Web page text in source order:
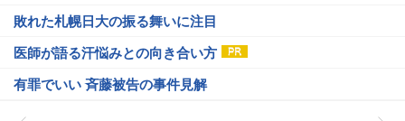
敗れた札幌日大の振る舞いに注目
医師が語る汗悩みとの向き合い方
有罪でいい 斉藤被告の事件見解